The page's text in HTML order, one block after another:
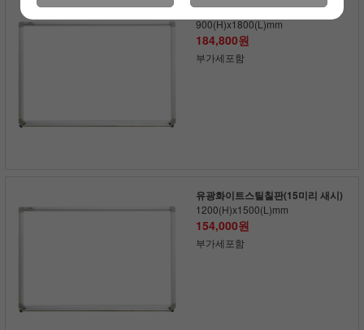
유광화이트스틸칠판(15미리 새시)
900(H)x1800(L)mm
184,800원
부가세포함
유광화이트스틸칠판(15미리 새시)
1200(H)x1500(L)mm
154,000원
부가세포함